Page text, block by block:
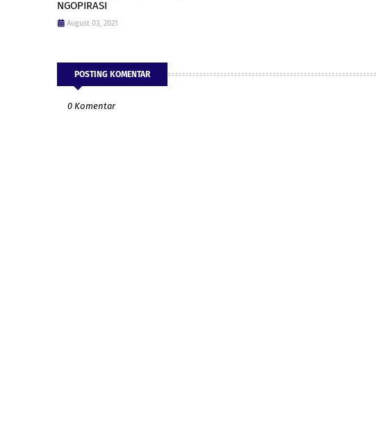
NGOPIRASI
August 03, 2021
POSTING KOMENTAR
0 Komentar